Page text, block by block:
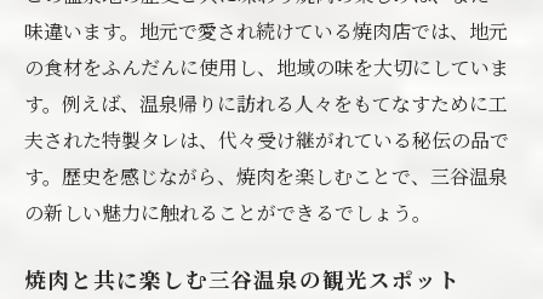
地域色豊かな焼肉体験
味違います。地元で愛され続けている焼肉店では、地元
の食材をふんだんに使用し、地域の味を大切にしていま
す。例えば、温泉帰りに訪れる人々をもてなすために工
夫された特製タレは、代々受け継がれている秘伝の品で
す。歴史を感じながら、焼肉を楽しむことで、三谷温泉
の新しい魅力に触れることができるでしょう。
焼肉と共に楽しむ三谷温泉の観光スポット